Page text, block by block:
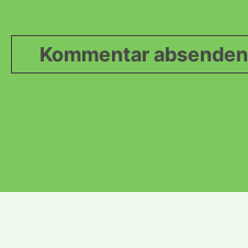
Kommentar absenden